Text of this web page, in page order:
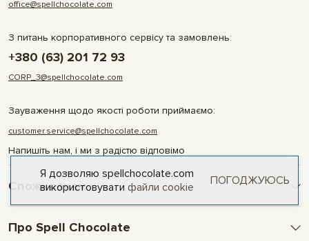
office@spellchocolate.com
З питань корпоративного сервісу та замовлень:
+380 (63) 201 72 93
CORP_3@spellchocolate.com
Зауваження щодо якості роботи приймаємо:
customer.service@spellchocolate.com
Напишіть нам, і ми з радістю відповімо
Споживачам
Оплата та доставка
Умови і гарантії
Про Spell Chocolate
Я дозволяю spellchocolate.com
використовувати файли cookie ПОГОДЖУЮСЬ